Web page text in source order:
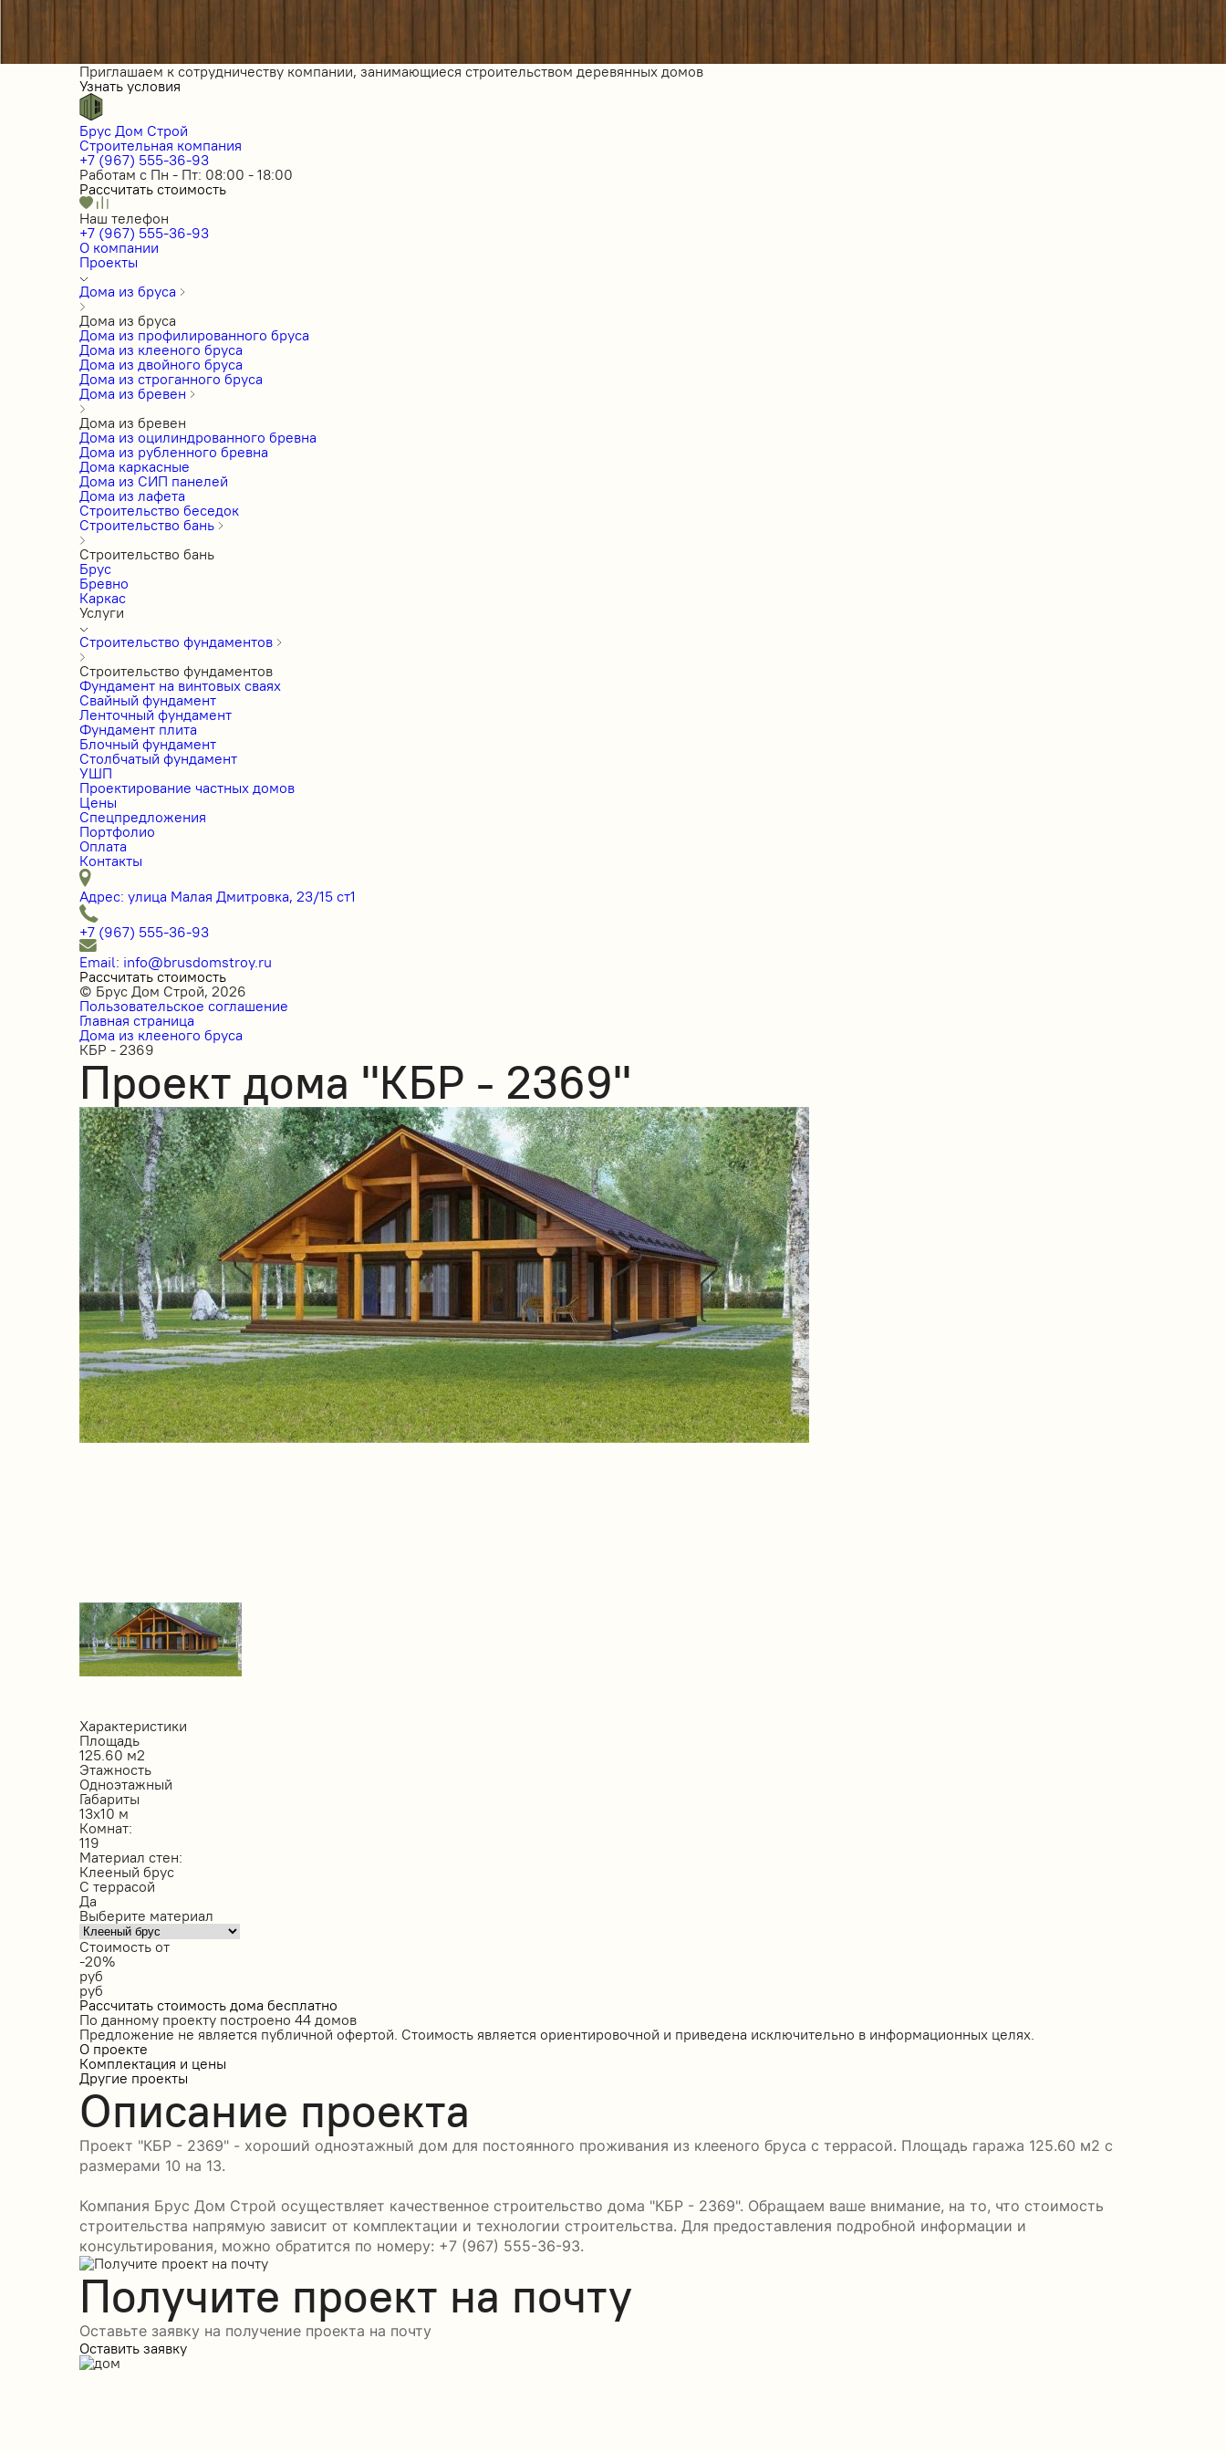
Приглашаем к сотрудничеству компании, занимающиеся строительством деревянных домов
Узнать условия
Брус Дом Строй
Строительная компания
+7 (967) 555-36-93
Работам с Пн - Пт: 08:00 - 18:00
Рассчитать стоимость
Наш телефон
+7 (967) 555-36-93
О компании
Проекты
Дома из бруса
Дома из бруса
Дома из профилированного бруса
Дома из клееного бруса
Дома из двойного бруса
Дома из строганного бруса
Дома из бревен
Дома из бревен
Дома из оцилиндрованного бревна
Дома из рубленного бревна
Дома каркасные
Дома из СИП панелей
Дома из лафета
Строительство беседок
Строительство бань
Строительство бань
Брус
Бревно
Каркас
Услуги
Строительство фундаментов
Строительство фундаментов
Фундамент на винтовых сваях
Свайный фундамент
Ленточный фундамент
Фундамент плита
Блочный фундамент
Столбчатый фундамент
УШП
Проектирование частных домов
Цены
Спецпредложения
Портфолио
Оплата
Контакты
Адрес: улица Малая Дмитровка, 23/15 ст1
+7 (967) 555-36-93
Email: info@brusdomstroy.ru
Рассчитать стоимость
© Брус Дом Строй, 2026
Пользовательское соглашение
Главная страница
Дома из клееного бруса
КБР - 2369
Проект дома "КБР - 2369"
Характеристики
Площадь
125.60 м2
Этажность
Одноэтажный
Габариты
13х10 м
Комнат:
119
Материал стен:
Клееный брус
С террасой
Да
Выберите материал
Стоимость от
-20%
руб
руб
Рассчитать стоимость дома бесплатно
По данному проекту построено 44 домов
Предложение не является публичной офертой. Стоимость является ориентировочной и приведена исключительно в информационных целях.
О проекте
Комплектация и цены
Другие проекты
Описание проекта
Проект "КБР - 2369" - хороший одноэтажный дом для постоянного проживания из клееного бруса с террасой. Площадь гаража 125.60 м2 с
размерами 10 на 13.
Компания Брус Дом Строй осуществляет качественное строительство дома "КБР - 2369". Обращаем ваше внимание, на то, что стоимость
строительства напрямую зависит от комплектации и технологии строительства. Для предоставления подробной информации и
консультирования, можно обратится по номеру: +7 (967) 555-36-93.
Получите проект на почту
Оставьте заявку на получение проекта на почту
Оставить заявку